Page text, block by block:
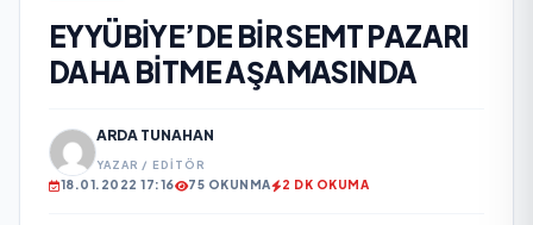
EYYÜBİYE’DE BİR SEMT PAZARI
DAHA BİTME AŞAMASINDA
ARDA TUNAHAN
YAZAR / EDITÖR
18.01.2022 17:16 75 OKUNMA 2 DK OKUMA